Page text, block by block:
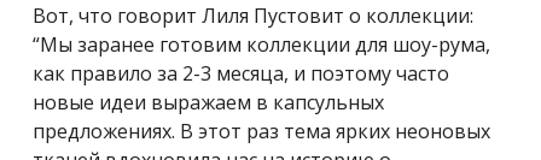
Вот, что говорит Лиля Пустовит о коллекции:
“Мы заранее готовим коллекции для шоу-рума,
как правило за 2-3 месяца, и поэтому часто
новые идеи выражаем в капсульных
предложениях. В этот раз тема ярких неоновых